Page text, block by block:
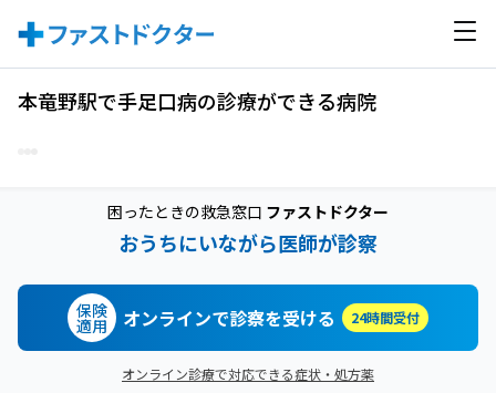
本竜野駅で手足口病の診療ができる病院
困ったときの救急窓口 ファストドクター
おうちにいながら医師が診察
保険
適用 オンラインで診察を受ける 24時間受付
オンライン診療で対応できる症状・処方薬